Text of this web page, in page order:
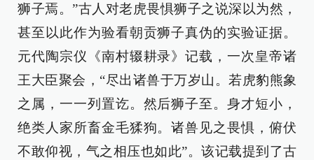
狮子焉。”古人对老虎畏惧狮子之说深以为然，
甚至以此作为验看朝贡狮子真伪的实验证据。
元代陶宗仪《南村辍耕录》记载，一次皇帝诸
王大臣聚会，“尽出诸兽于万岁山。若虎豹熊象
之属，一一列置讫。然后狮子至。身才短小，
绝类人家所畜金毛猱狗。诸兽见之畏惧，俯伏
不敢仰视，气之相压也如此”。该记载提到了古